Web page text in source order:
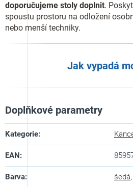
doporučujeme stoly doplnit.
spoustu prostoru na odložení
nebo menší techniky.
Jak vypadá
Doplňkové parametry
Kategorie:
EAN:
Barva: šedá,